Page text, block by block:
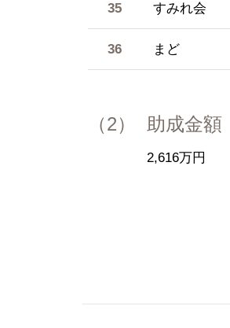
35 すみれ会
36 まど
（2） 助成金額
2,616万円